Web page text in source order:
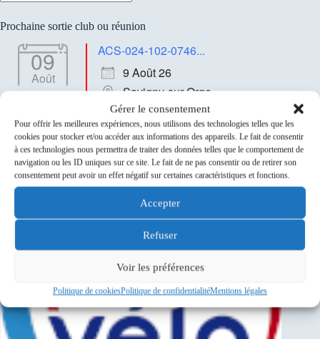
Gérer le consentement
Pour offrir les meilleures expériences, nous utilisons des technologies telles que les
cookies pour stocker et/ou accéder aux informations des appareils. Le fait de consentir
à ces technologies nous permettra de traiter des données telles que le comportement de
navigation ou les ID uniques sur ce site. Le fait de ne pas consentir ou de retirer son
consentement peut avoir un effet négatif sur certaines caractéristiques et fonctions.
Accepter
Refuser
Voir les préférences
Politique de cookiesPolitique de confidentialitéMentions légales
résultat
Prochaine sortie club ou réunion
09
Août
ACS-024-102-0746...
9 Août 26
Savigny-sur-Orge
Sponsors